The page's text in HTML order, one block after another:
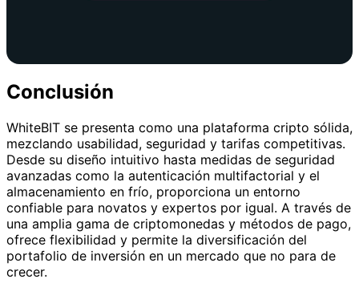
Conclusión
WhiteBIT se presenta como una plataforma cripto sólida,
mezclando usabilidad, seguridad y tarifas competitivas.
Desde su diseño intuitivo hasta medidas de seguridad
avanzadas como la autenticación multifactorial y el
almacenamiento en frío, proporciona un entorno
confiable para novatos y expertos por igual. A través de
una amplia gama de criptomonedas y métodos de pago,
ofrece flexibilidad y permite la diversificación del
portafolio de inversión en un mercado que no para de
crecer.